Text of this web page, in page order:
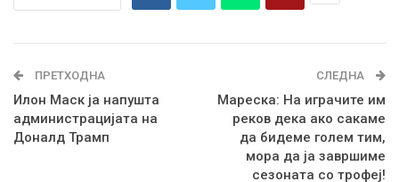
ПРЕТХОДНА
Илон Маск ја напушта
администрацијата на
Доналд Трамп
СЛЕДНА
Мареска: На играчите им
реков дека ако сакаме
да бидеме голем тим,
мора да ја завршиме
сезоната со трофеј!